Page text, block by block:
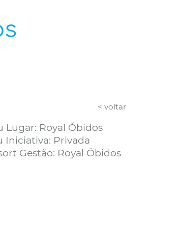
< voltar
Lugar: Royal Óbidos
Iniciativa: Privada
Gestão: Royal Óbidos